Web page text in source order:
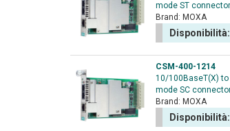
mode ST
Brand: MOXA
Disponibilità:
CSM-400-1214
10/100BaseT(X)
mode SC
Brand: MOXA
Disponibilità: